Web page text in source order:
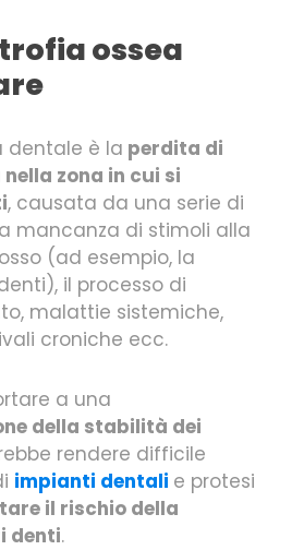
ossea
dentale è la perdita di
zona in cui si
, causata da una serie di
mancanza di stimoli alla
(ad esempio, la
il processo di
malattie sistemiche,
croniche ecc.
a una
della stabilità dei
rendere difficile
impianti dentali e protesi
il rischio della
denti.